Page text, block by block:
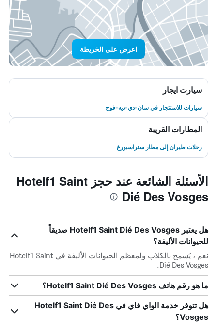
اعرض على الخريطة
سيارت ايجار
سيارات للاستئجار في سان-دي-ديه-فوج
المطارات القريبة
رحلات طيران إلى مطار ستراسبورغ
الأسئلة الشائعة عند حجز Hotelf1 Saint
Dié Des Vosges
هل يعتبر Hotelf1 Saint Dié Des Vosges صديقاً
للحيوانات الأليفة؟
نعم ، يُسمح بالكلاب ولمعظم الحيوانات الأليفة في Hotelf1 Saint
Dié Des Vosges.
ما هو رقم هاتف Hotelf1 Saint Dié Des Vosges؟
هل تتوفر خدمة الواي فاي في Hotelf1 Saint Dié Des
Vosges؟